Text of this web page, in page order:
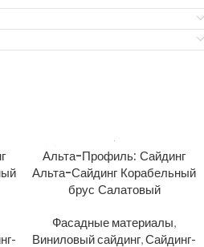
Альта-Профиль: Сайдинг
Альта-Сайдинг Корабельный
брус Салатовый
Фасадные материалы,
Виниловый сайдинг,Сайдинг-